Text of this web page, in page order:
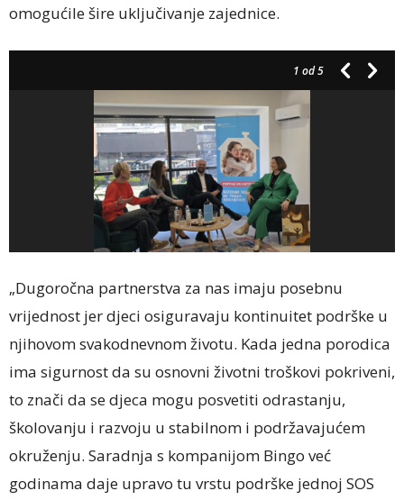
omogućile šire uključivanje zajednice.
1 od 5
„Dugoročna partnerstva za nas imaju posebnu
vrijednost jer djeci osiguravaju kontinuitet podrške u
njihovom svakodnevnom životu. Kada jedna porodica
ima sigurnost da su osnovni životni troškovi pokriveni,
to znači da se djeca mogu posvetiti odrastanju,
školovanju i razvoju u stabilnom i podržavajućem
okruženju. Saradnja s kompanijom Bingo već
godinama daje upravo tu vrstu podrške jednoj SOS